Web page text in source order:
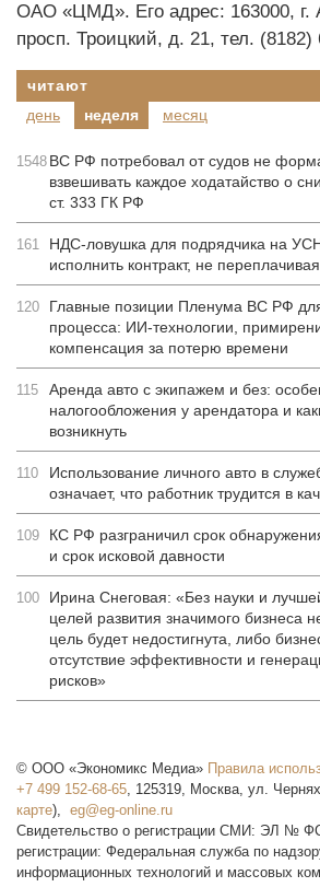
ОАО «ЦМД». Его адрес: 163000, г.
просп. Троицкий, д. 21, тел. (8182)
читают
день
неделя месяц
1548 ВС РФ потребовал от судов не
взвешивать каждое ходатайство о
ст. 333 ГК РФ
161
НДС-ловушка для подрядчика на УСН
исполнить контракт, не
120
Главные позиции Пленума ВС РФ
процесса: ИИ-технологии,
компенсация за потерю времени
115
Аренда авто с экипажем и без:
налогообложения у арендатора и
возникнуть
110
Использование личного авто в
означает, что работник трудится в
109
КС РФ разграничил срок
и срок исковой давности
100
Ирина Снеговая: «Без науки и
целей развития значимого бизнеса
цель будет недостигнута, либо
отсутствие эффективности и
рисков»
© ООО «Экономикс Медиа» Правила
+7 499 152-68-65, 125319, Москва, ул.
карте),
Свидетельство о регистрации СМИ: ЭЛ №
регистрации: Федеральная служба по
информационных технологий и массовых